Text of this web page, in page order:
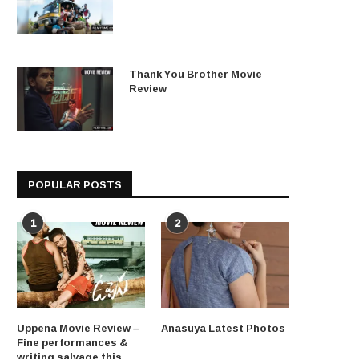
Thank You Brother Movie
Review
POPULAR POSTS
1
Uppena Movie Review –
Fine performances &
2
Anasuya Latest Photos